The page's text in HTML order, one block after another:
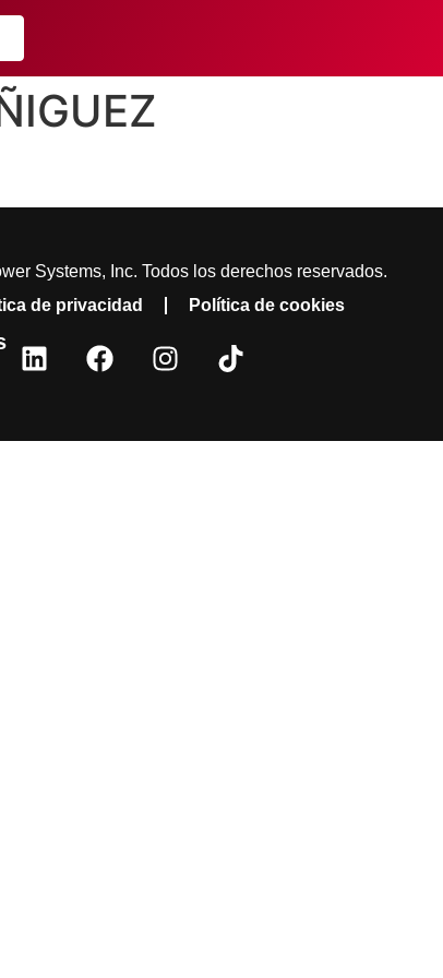
Systems, Inc. Todos los derechos reservados.
de privacidad Política de cookies